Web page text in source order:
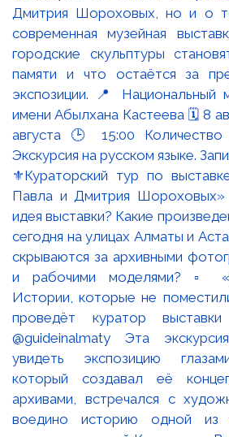
⚜️Кураторский тур по
Павла и Дмитрия
идея выставки? Какие
сегодня на улицах Алматы и
скрываются за архивными
и рабочими моделями? ▫️
Истории, которые не
проведёт куратор
@guideinalmaty Эта
увидеть экспозицию
который создавал её
архивами, встречался с
воедино историю одной из